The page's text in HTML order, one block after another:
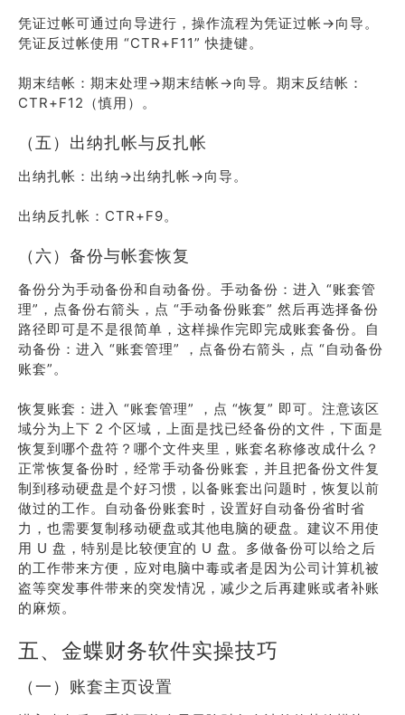
凭证过帐可通过向导进行，操作流程为凭证过帐→向导。
凭证反过帐使用 “CTR+F11” 快捷键。
期末结帐：期末处理→期末结帐→向导。期末反结帐：
CTR+F12（慎用）。
（五）出纳扎帐与反扎帐
出纳扎帐：出纳→出纳扎帐→向导。
出纳反扎帐：CTR+F9。
（六）备份与帐套恢复
备份分为手动备份和自动备份。手动备份：进入 “账套管
理”，点备份右箭头，点 “手动备份账套” 然后再选择备份
路径即可是不是很简单，这样操作完即完成账套备份。自
动备份：进入 “账套管理” ，点备份右箭头，点 “自动备份
账套”。
恢复账套：进入 “账套管理” ，点 “恢复” 即可。注意该区
域分为上下 2 个区域，上面是找已经备份的文件，下面是
恢复到哪个盘符？哪个文件夹里，账套名称修改成什么？
正常恢复备份时，经常手动备份账套，并且把备份文件复
制到移动硬盘是个好习惯，以备账套出问题时，恢复以前
做过的工作。自动备份账套时，设置好自动备份省时省
力，也需要复制移动硬盘或其他电脑的硬盘。建议不用使
用 U 盘，特别是比较便宜的 U 盘。多做备份可以给之后
的工作带来方便，应对电脑中毒或者是因为公司计算机被
盗等突发事件带来的突发情况，减少之后再建账或者补账
的麻烦。
五、金蝶财务软件实操技巧
（一）账套主页设置